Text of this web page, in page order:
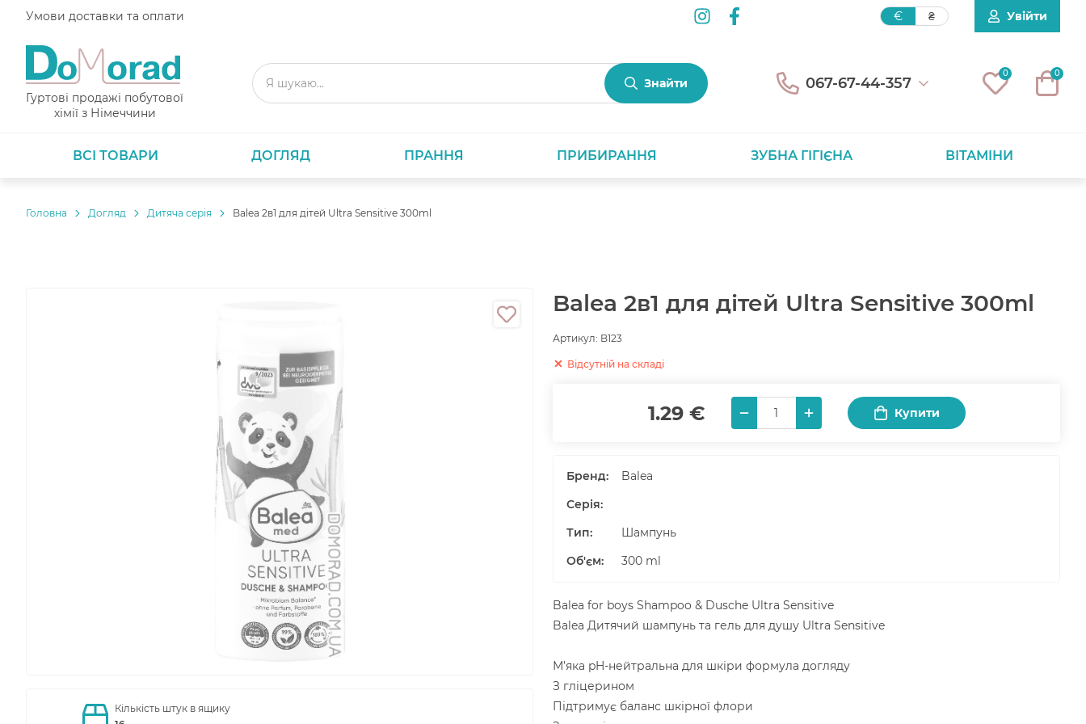
Умови доставки та оплати € ₴ Увійти
Гуртові продажі побутової
хімії з Німеччини
Знайти 067-67-44-357
0 0
ВСІ ТОВАРИ ДОГЛЯД ПРАННЯ ПРИБИРАННЯ ЗУБНА ГІГІЄНА ВІТАМІНИ
Головнa Догляд Дитяча серія Balea 2в1 для дітей Ultra Sensitive 300ml
Кількість штук в ящику
Balea 2в1 для дітей Ultra Sensitive 300ml
Артикул: B123
Відсутній на складі
1.29 € Купити
Бренд:
Balea
Серія:
Тип:
Шампунь
Об'єм: 300 ml
Balea for boys Shampoo & Dusche Ultra Sensitive
Balea Дитячий шампунь та гель для душу Ultra Sensitive
М’яка pH-нейтральна для шкіри формула догляду
З гліцерином
Підтримує баланс шкірної флори